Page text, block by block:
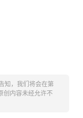
知，我们将会在第
创内容未经允许不